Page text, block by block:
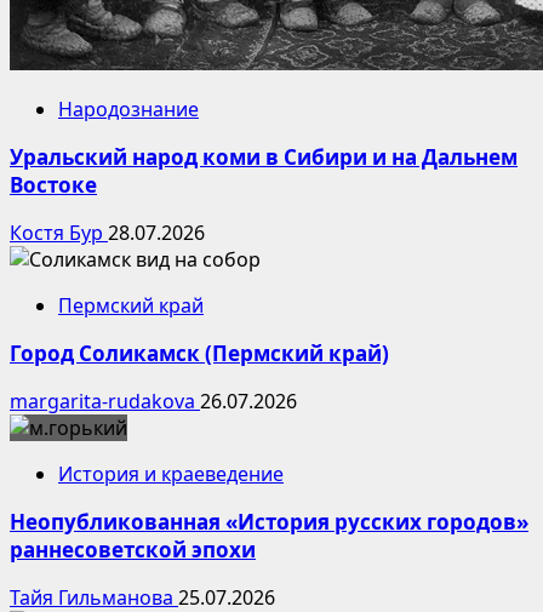
Народознание
Уральский народ коми в Сибири и на Дальнем
Востоке
Костя Бур 28.07.2026
Пермский край
Город Соликамск (Пермский край)
margarita-rudakova 26.07.2026
История и краеведение
Неопубликованная «История русских городов»
раннесоветской эпохи
Тайя Гильманова 25.07.2026